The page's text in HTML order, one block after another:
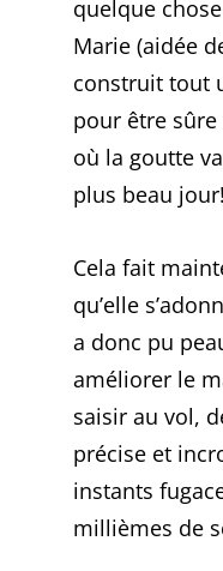
quelque
Marie (aidée
construit tout
pour être
où la goutte
plus beau jour!
Cela fait
qu’elle
a donc pu
améliorer le
saisir au vol,
précise et
instants
millièmes de